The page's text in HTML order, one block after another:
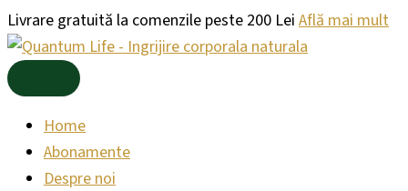
Skip
to
content
Livrare gratuită la comenzile peste 200 Lei Află mai mult
Home
Abonamente
Despre noi
search
search